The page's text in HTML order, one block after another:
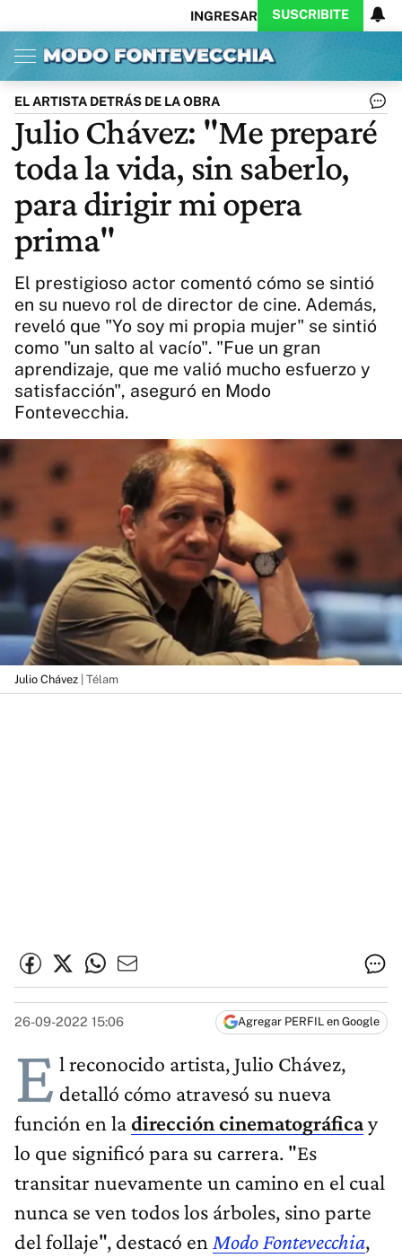
INGRESAR SUSCRIBITE
Inicio Ahora
Opinión
Política
Ciencia
Protagonistas
Cultura
Arte
Educación
Internacional
Clima
Deportes
CARAS
Exitoina
Turismo
Videos
Córdoba
Reperfilar
Business
Exitoina
Diario del Juicio
Actualidad
EL ARTISTA DETRÁS DE LA OBRA
Julio Chávez: "Me preparé
toda la vida, sin saberlo,
para dirigir mi opera
prima"
El prestigioso actor comentó cómo se sintió
en su nuevo rol de director de cine. Además,
reveló que "Yo soy mi propia mujer" se sintió
como "un salto al vacío". "Fue un gran
aprendizaje, que me valió mucho esfuerzo y
satisfacción", aseguró en Modo
Fontevecchia.
Julio Chávez | Télam
26-09-2022 15:06 Agregar PERFIL en Google
E l reconocido artista, Julio Chávez,
detalló cómo atravesó su nueva
función en ladirección cinematográficay
lo que significó para su carrera. "Es
transitar nuevamente un camino en el cual
nunca se ven todos los árboles, sino parte
del follaje", destacó en Modo Fontevecchia,